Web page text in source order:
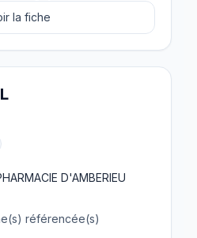
la fiche
D'AMBERIEU
référencée(s)